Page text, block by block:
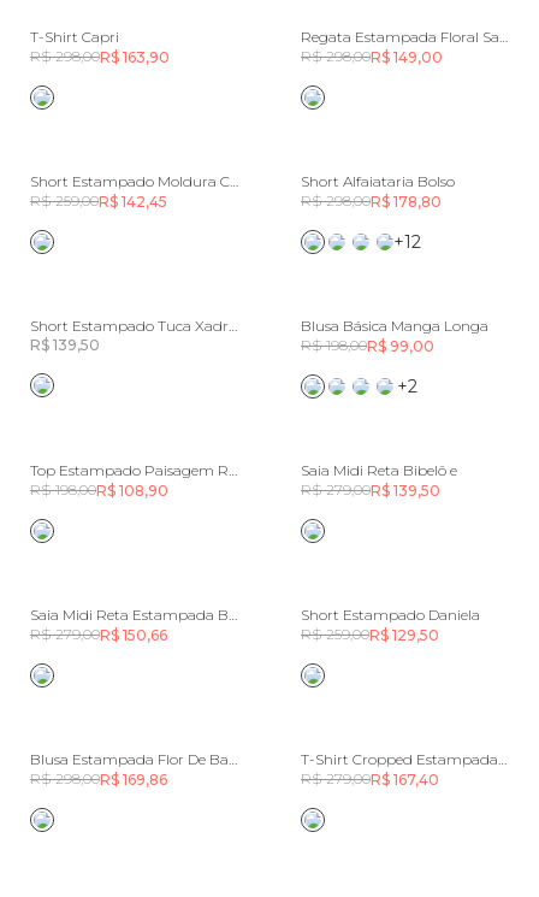
T-Shirt Capri
R$ 298,00R$ 163,90
Regata Estampada Floral Samanta
R$ 298,00R$ 149,00
Short Estampado Moldura Conchas
R$ 259,00R$ 142,45
Short Alfaiataria Bolso
R$ 298,00R$ 178,80
+12
Short Estampado Tuca Xadrez
R$ 139,50
Blusa Básica Manga Longa
R$ 198,00R$ 99,00
+2
Top Estampado Paisagem Rio
R$ 198,00R$ 108,90
Saia Midi Reta Bibelô e
R$ 279,00R$ 139,50
Saia Midi Reta Estampada Bananada De Tucano
R$ 279,00R$ 150,66
Short Estampado Daniela
R$ 259,00R$ 129,50
Blusa Estampada Flor De Bananeira
R$ 298,00R$ 169,86
T-Shirt Cropped Estampada Teresa Lenço
R$ 279,00R$ 167,40